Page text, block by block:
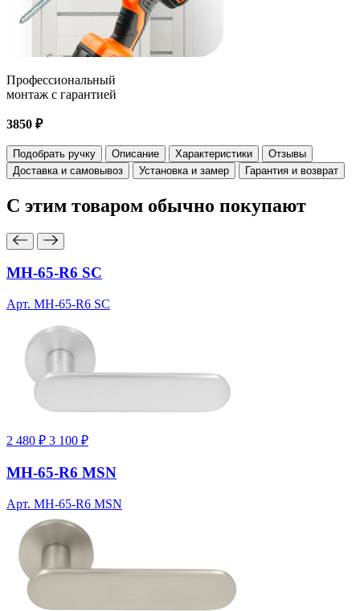
Профессиональный
монтаж с гарантией
3850 ₽
Подобрать ручку Описание Характеристики
Отзывы
Доставка и самовывоз
Установка и замер Гарантия и возврат
С этим товаром обычно покупают
MH-65-R6 SC
Арт. MH-65-R6 SC
2 480 ₽ 3 100 ₽
MH-65-R6 MSN
Арт. MH-65-R6 MSN